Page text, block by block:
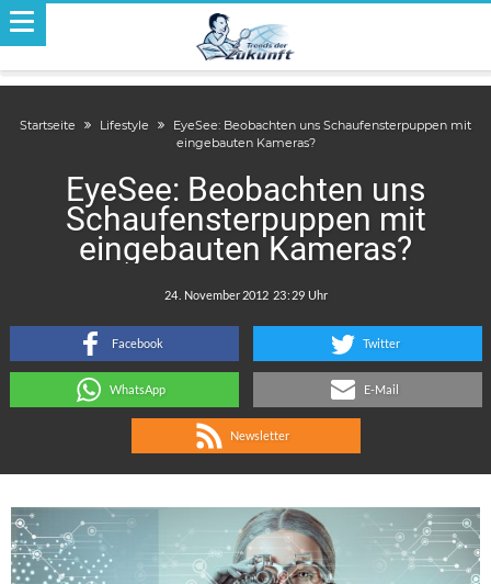
Startseite Lifestyle
EyeSee: Beobachten uns Schaufensterpuppen mit
eingebauten Kameras?
EyeSee: Beobachten uns
Schaufensterpuppen mit
eingebauten Kameras?
:
Facebook Twitter
WhatsApp E-Mail
Newsletter